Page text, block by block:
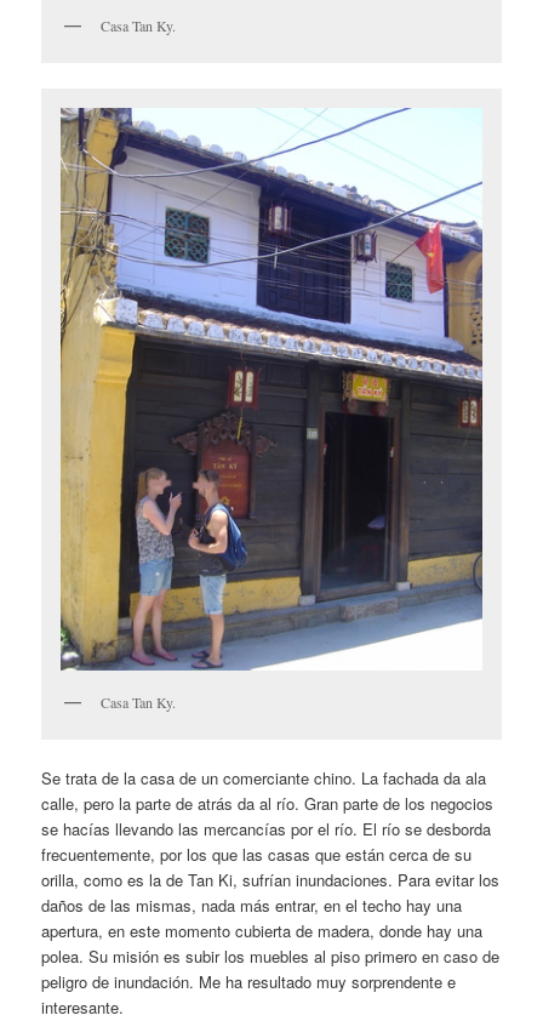
Casa Tan Ky.
Casa Tan Ky.
Se trata de la casa de un comerciante chino. La fachada da ala
calle, pero la parte de atrás da al río. Gran parte de los negocios
se hacías llevando las mercancías por el río. El río se desborda
frecuentemente, por los que las casas que están cerca de su
orilla, como es la de Tan Ki, sufrían inundaciones. Para evitar los
daños de las mismas, nada más entrar, en el techo hay una
apertura, en este momento cubierta de madera, donde hay una
polea. Su misión es subir los muebles al piso primero en caso de
peligro de inundación. Me ha resultado muy sorprendente e
interesante.